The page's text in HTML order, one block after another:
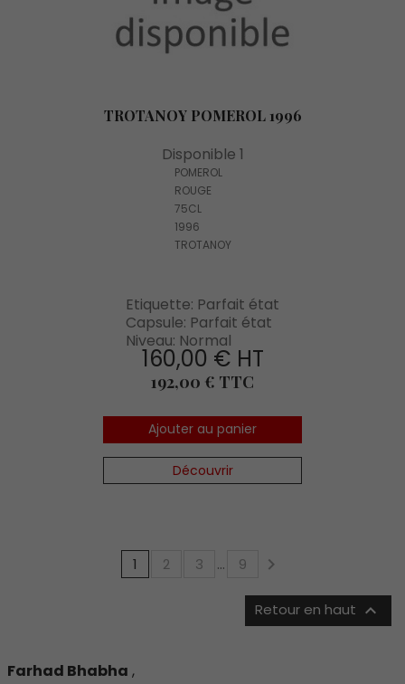
TROTANOY POMEROL 1996
Disponible 1
POMEROL
ROUGE
75CL
1996
TROTANOY
Etiquette: Parfait état
Capsule: Parfait état
Niveau: Normal
160,00 € HT
Prix
192,00 € TTC
Ajouter au panier
Découvrir
1 2 3 … 9 
Retour en haut 
Farhad Bhabha ,